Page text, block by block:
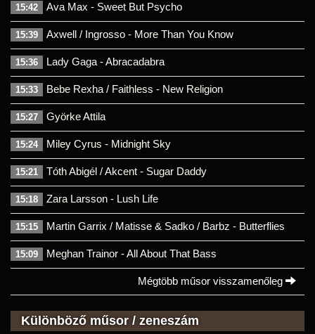
15:42 Ava Max - Sweet But Psycho
15:39 Axwell / Ingrosso - More Than You Know
15:36 Lady Gaga - Abracadabra
15:33 Bebe Rexha / Faithless - New Religion
15:27 Györke Attila
15:24 Miley Cyrus - Midnight Sky
15:21 Tóth Abigél / Akcent - Sugar Daddy
15:18 Zara Larsson - Lush Life
15:15 Martin Garrix / Matisse & Sadko / Barbz - Butterflies
15:09 Meghan Trainor - All About That Bass
Mégtöbb műsor visszamenőleg
Különböző műsor / zeneszám